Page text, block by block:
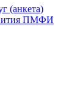
(анкета)
ПМФИ